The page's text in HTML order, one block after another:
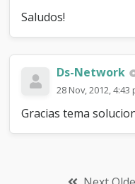
Saludos!
Ds-Network
28 Nov, 2012, 4:43
Gracias tema